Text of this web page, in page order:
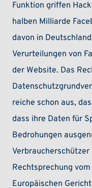
Funktion griffen
halben Milliarde
davon in
Verurtei­lungen von
der Website. Das
reiche schon aus,
dass ihre Daten für
Bedrohungen
Rechtsprechung
Europäischen